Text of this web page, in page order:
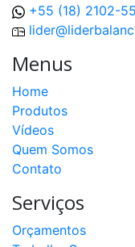
+55 (18) 2102-
Menus
Home
Produtos
Vídeos
Quem Somos
Contato
Serviços
Orçamentos